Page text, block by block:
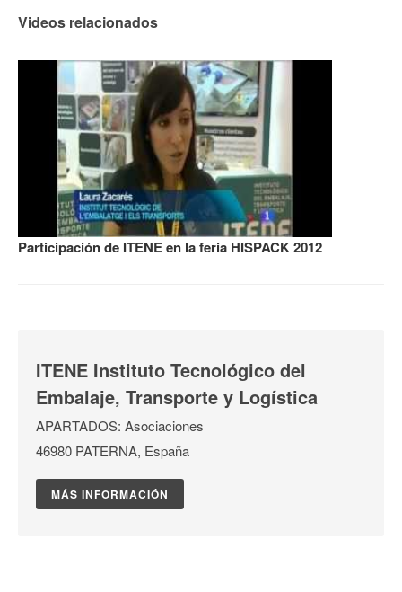
Videos relacionados
Participación de ITENE en la feria HISPACK 2012
ITENE Instituto Tecnológico del
Embalaje, Transporte y Logística
APARTADOS: Asociaciones
46980 PATERNA, España
MÁS INFORMACIÓN